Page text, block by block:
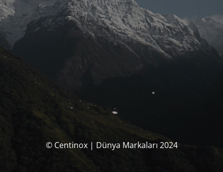
© Centinox | Dünya Markaları 2024